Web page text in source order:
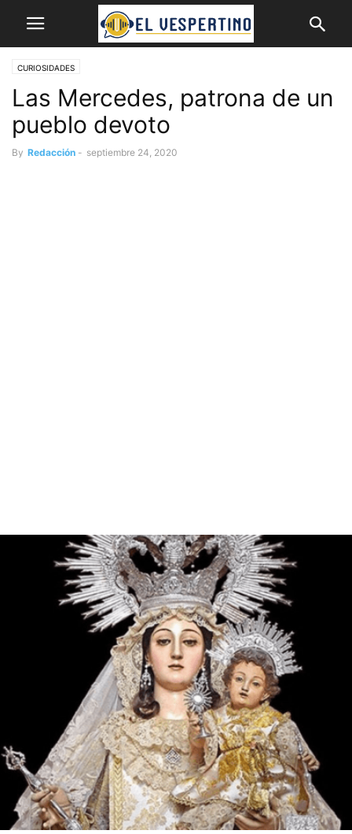
CURIOSIDADES
Las Mercedes, patrona de un
pueblo devoto
By Redacción - septiembre 24, 2020